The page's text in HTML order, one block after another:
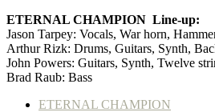
ETERNAL CHAMPION Line-up:
Jason Tarpey: Vocals, War horn,
Arthur Rizk: Drums, Guitars, Synth,
John Powers: Guitars, Synth, Twelve
Brad Raub: Bass
ETERNAL CHAMPION